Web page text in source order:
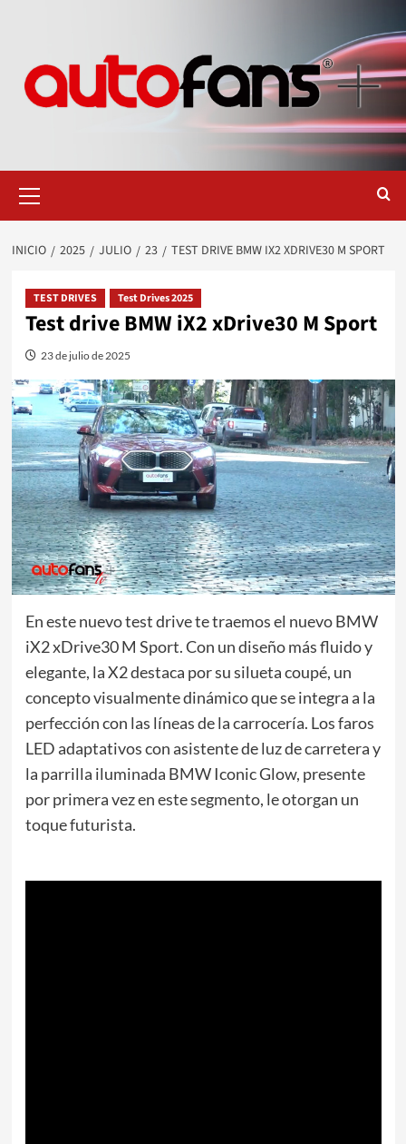
primario
INICIO 2025 JULIO 23 TEST DRIVE BMW IX2 XDRIVE30 M SPORT
TEST DRIVES Test Drives 2025
Test drive BMW iX2 xDrive30 M Sport
23 de julio de 2025
En este nuevo test drive te traemos el nuevo BMW
iX2 xDrive30 M Sport. Con un diseño más fluido y
elegante, la X2 destaca por su silueta coupé, un
concepto visualmente dinámico que se integra a la
perfección con las líneas de la carrocería. Los faros
LED adaptativos con asistente de luz de carretera y
la parrilla iluminada BMW Iconic Glow, presente
por primera vez en este segmento, le otorgan un
toque futurista.